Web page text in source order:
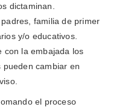
dictaminan.
familia de primer
y/o educativos.
con la embajada los
pueden cambiar en
el proceso